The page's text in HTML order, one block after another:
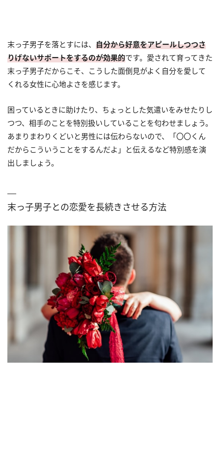
末っ子男子を落とすには、 自分から好意をアピールしつつさ
りげないサポートをするのが効果的です。愛されて育ってきた
末っ子男子だからこそ、こうした面倒見がよく自分を愛して
くれる女性に心地よさを感じます。
困っているときに助けたり、ちょっとした気遣いをみせたりし
つつ、相手のことを特別扱いしていることを匂わせましょう。
あまりまわりくどいと男性には伝わらないので、「〇〇くん
だからこういうことをするんだよ」と伝えるなど特別感を演
出しましょう。
末っ子男子との恋愛を長続きさせる方法